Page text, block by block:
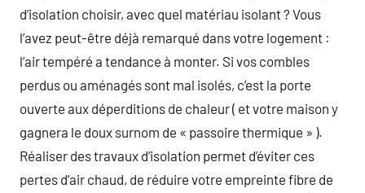
d’isolation choisir, avec quel matériau isolant ? Vous
l’avez peut-être déjà remarqué dans votre logement :
l’air tempéré a tendance à monter. Si vos combles
perdus ou aménagés sont mal isolés, c’est la porte
ouverte aux déperditions de chaleur ( et votre maison y
gagnera le doux surnom de « passoire thermique » ).
Réaliser des travaux d’isolation permet d’éviter ces
pertes d’air chaud, de réduire votre empreinte fibre de